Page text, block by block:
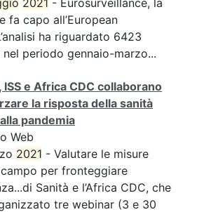
2021 - Eurosurveillance, la
fa capo all’European
ha riguardato 6423
periodo gennaio-marzo...
ISS e Africa CDC collaborano
la risposta della sanità
pandemia
Web
2021 - Valutare le misure
per fronteggiare
Sanità e l’Africa CDC, che
tre webinar (3 e 30